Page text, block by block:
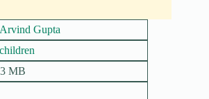
Arvind Gupta
children
MB